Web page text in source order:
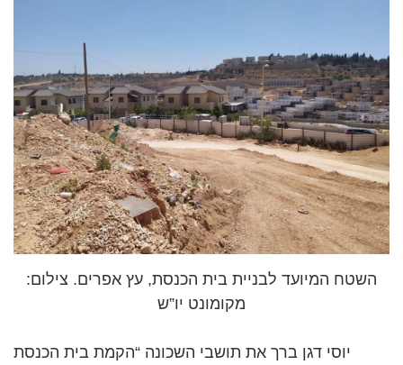
השטח המיועד לבניית בית הכנסת, עץ אפרים. צילום:
מקומונט יו”ש
יוסי דגן ברך את תושבי השכונה “הקמת בית הכנסת